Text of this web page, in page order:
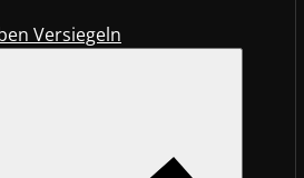
Versiegeln